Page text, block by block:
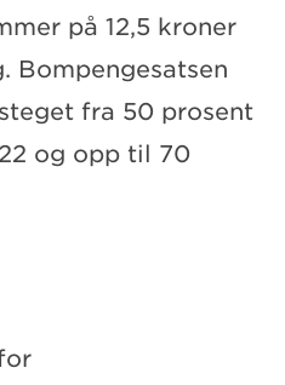
på 12,5 kroner
Bompengesatsen
fra 50 prosent
og opp til 70